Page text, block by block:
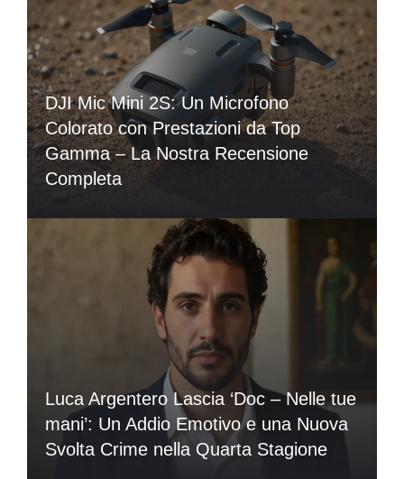
DJI Mic Mini 2S: Un Microfono
Colorato con Prestazioni da Top
Gamma – La Nostra Recensione
Completa
Luca Argentero Lascia ‘Doc – Nelle tue
mani’: Un Addio Emotivo e una Nuova
Svolta Crime nella Quarta Stagione